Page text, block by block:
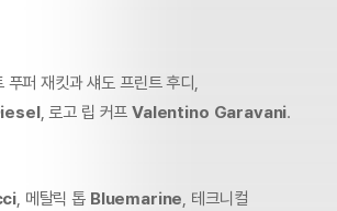
푸퍼 재킷과 섀도 프린트 후디,
, 로고 립 커프Valentino Garavani.
, 메탈릭 톱 Bluemarine, 테크니컬